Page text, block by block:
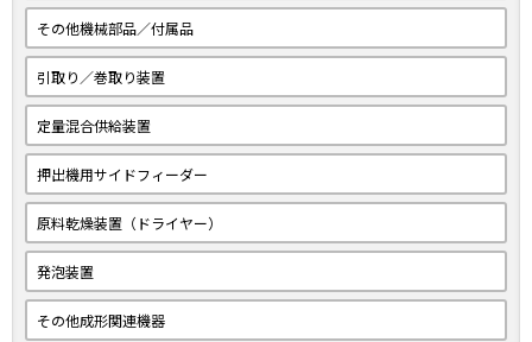
その他機械部品／付属品
引取り／巻取り装置
定量混合供給装置
押出機用サイドフィーダー
原料乾燥装置（ドライヤー）
発泡装置
その他成形関連機器